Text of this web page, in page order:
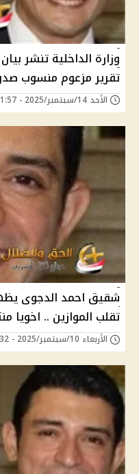
وزارة الداخلية تنشر
تقرير مزعوم منسوب
الأحد 14/سبتمبر/2025 - 01:57 ص
شقيق احمد الدجوى
تقلب الموازين .. اخويا
الأربعاء 10/سبتمبر/2025 - 11:32 ص